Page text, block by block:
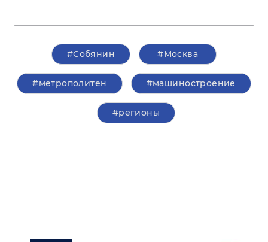
#Собянин #Москва
#метрополитен #машиностроение
#регионы